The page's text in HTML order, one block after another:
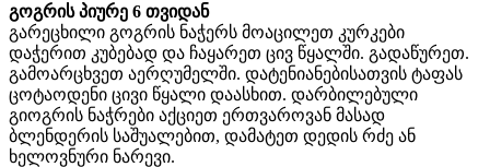
გოგრის პიურე 6 თვიდან
გარეცხილი გოგრის ნაჭერს მოაცილეთ კურკები
დაჭერით კუბებად და ჩაყარეთ ცივ წყალში. გადაწურეთ.
გამოარცხვეთ აერღუმელში. დატენიანებისათვის ტაფას
ცოტაოდენი ცივი წყალი დაასხით. დარბილებული
გიოგრის ნაჭრები აქციეთ ერთვაროვან მასად
ბლენდერის საშუალებით, დამატეთ დედის რძე ან
ხელოვნური ნარევი.